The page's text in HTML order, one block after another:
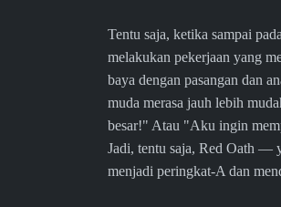
Tentu saja, ketika sampai
melakukan pekerjaan yang
baya dengan pasangan dan
muda merasa jauh lebih
besar!" Atau "Aku ingin
Jadi, tentu saja, Red Oath —
menjadi peringkat-A dan